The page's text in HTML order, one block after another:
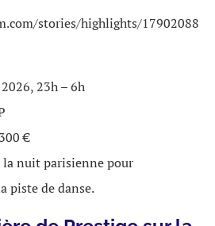
stories/highlights/17902088
23h – 6h
€
nuit parisienne pour
piste de danse.